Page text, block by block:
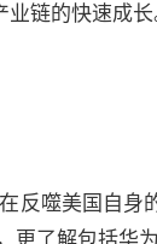
链的快速成长
反噬美国自身